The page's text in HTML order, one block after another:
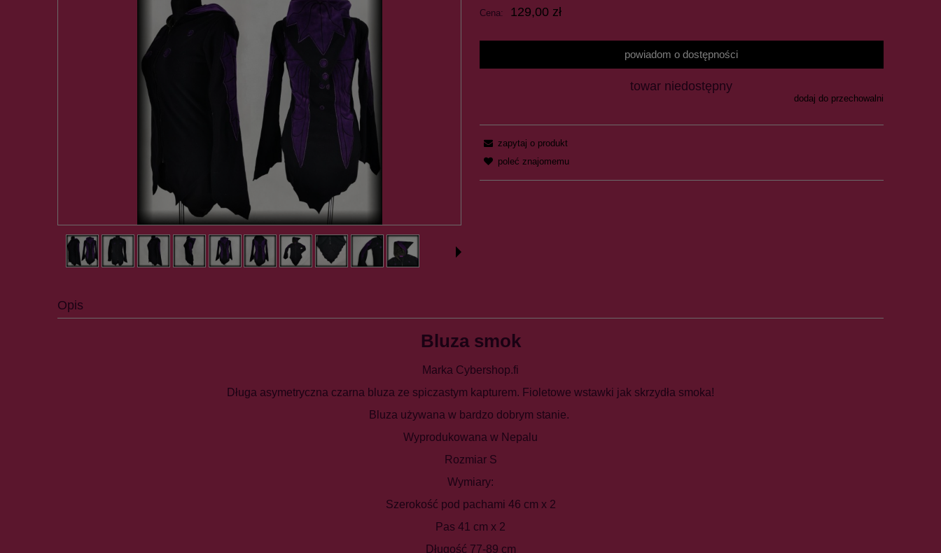
Cena: 129,00 zł
powiadom o dostępności
towar niedostępny
dodaj do przechowalni
zapytaj o produkt
poleć znajomemu
Opis
Bluza smok
Marka Cybershop.fi
Długa asymetryczna czarna bluza ze spiczastym kapturem. Fioletowe wstawki jak skrzydła smoka!
Bluza używana w bardzo dobrym stanie.
Wyprodukowana w Nepalu
Rozmiar S
Wymiary:
Szerokość pod pachami 46 cm x 2
Pas 41 cm x 2
Długość 77-89 cm